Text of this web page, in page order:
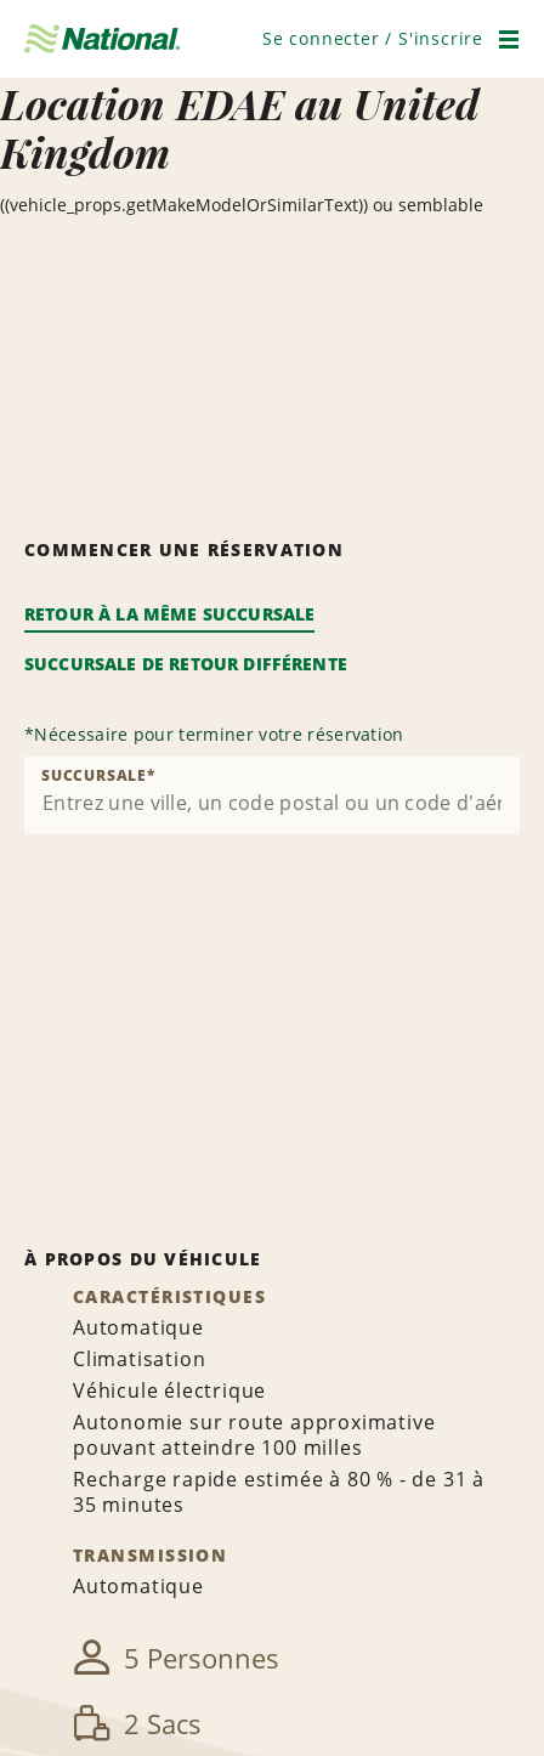
navigation
Se connecter / S'inscrire
Location EDAE au United
Kingdom
((vehicle_props.getMakeModelOrSimilarText)) ou semblable
COMMENCER UNE RÉSERVATION
RETOUR À LA MÊME SUCCURSALE
SUCCURSALE DE RETOUR DIFFÉRENTE
*Nécessaire pour terminer votre réservation
SUCCURSALE*
À PROPOS DU VÉHICULE
CARACTÉRISTIQUES
Automatique
Climatisation
Véhicule électrique
Autonomie sur route approximative
pouvant atteindre 100 milles
Recharge rapide estimée à 80 % - de 31 à
35 minutes
TRANSMISSION
Automatique
5 Personnes
2 Sacs